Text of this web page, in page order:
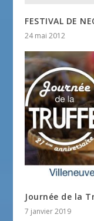
FESTIVAL DE
24 mai 2012
Journée de la
7 janvier 2019